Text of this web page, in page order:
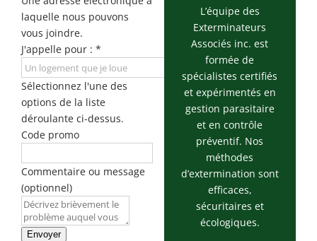
laquelle nous pouvons
vous joindre.
J'appelle pour : *
Sélectionnez l'une des
options de la liste
déroulante ci-dessus.
Code promo
Commentaire ou message
(optionnel)
Envoyer
L’équipe des
Exterminateurs
Associés inc. est
formée de
spécialistes certifiés
et expérimentés en
gestion parasitaire
et en contrôle
préventif. Nos
méthodes
d’extermination sont
efficaces,
sécuritaires et
écologiques.